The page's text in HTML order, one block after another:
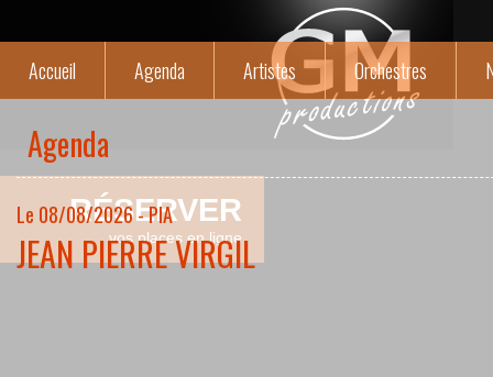
RÉSERVER
vos places en ligne
Accueil Agenda Artistes Orchestres
Agenda
Le 08/08/2026 - PIA
JEAN PIERRE VIRGIL